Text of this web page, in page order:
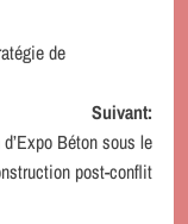
de
Suivant:
Béton sous le
post-conflit